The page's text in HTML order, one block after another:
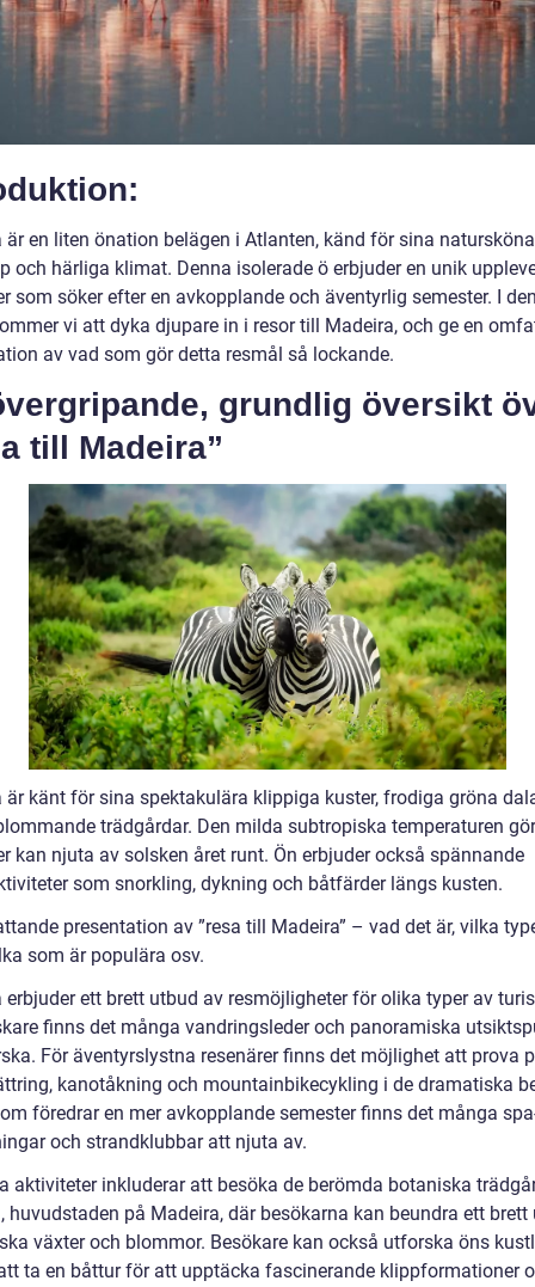
är en liten önation belägen i Atlanten, känd för sina natursköna
och härliga klimat. Denna isolerade ö erbjuder en unik
som söker efter en avkopplande och äventyrlig semester. I
vi att dyka djupare in i resor till Madeira, och ge en
av vad som gör detta resmål så lockande.
grundlig översikt
till Madeira”
är känt för sina spektakulära klippiga kuster, frodiga gröna
trädgårdar. Den milda subtropiska temperaturen
kan njuta av solsken året runt. Ön erbjuder också spännande
som snorkling, dykning och båtfärder längs kusten.
presentation av ”resa till Madeira” – vad det är, vilka
som är populära osv.
erbjuder ett brett utbud av resmöjligheter för olika typer av
finns det många vandringsleder och panoramiska
För äventyrslystna resenärer finns det möjlighet att prova
kanotåkning och mountainbikecykling i de dramatiska
föredrar en mer avkopplande semester finns det många
och strandklubbar att njuta av.
aktiviteter inkluderar att besöka de berömda botaniska
huvudstaden på Madeira, där besökarna kan beundra ett brett
växter och blommor. Besökare kan också utforska öns
ta en båttur för att upptäcka fascinerande klippformationer